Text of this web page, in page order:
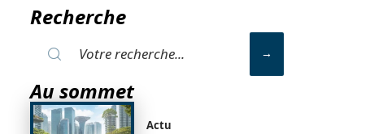
Recherche
Au sommet
Actu